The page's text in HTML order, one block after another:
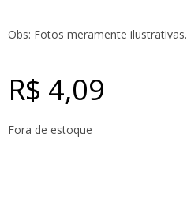
Obs: Fotos meramente ilustrativas.
R$ 4,09
Fora de estoque